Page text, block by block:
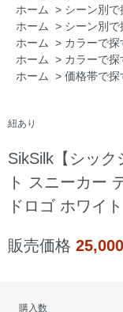
ホーム
> シーン別で
ホーム
> シーン別で
ホーム
> カラーで探
ホーム
> カラーで探
ホーム
> 価格帯で探
紐あり
SikSilk【シック
ト スニーカー
ドロゴ ホワイト
販売価格
購入数